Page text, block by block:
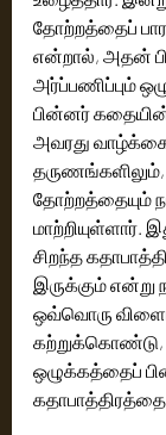
தோற்றத்தைப்
என்றால், அதன்
அர்ப்பணிப்பும்
பின்னர்
அவரது
தோற்றத்தையும்
மாற்றியுள்ளார்.
சிறந்த
இருக்கும் என்று
ஒவ்வொரு
ஒழுக்கத்தைப்
கதாபாத்திரத்தை